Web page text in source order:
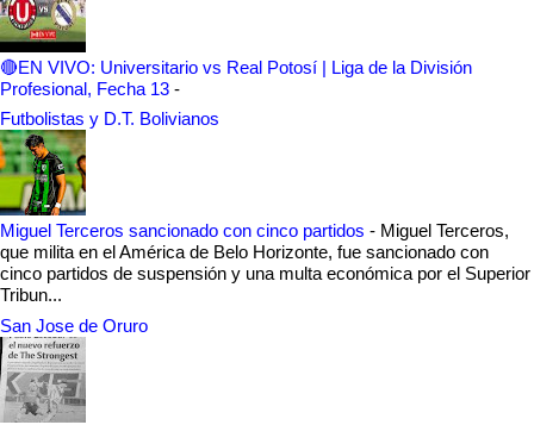
🔴EN VIVO: Universitario vs Real Potosí | Liga de la División
Profesional, Fecha 13 -
Futbolistas y D.T. Bolivianos
Miguel Terceros sancionado con cinco partidos - Miguel Terceros,
que milita en el América de Belo Horizonte, fue sancionado con
cinco partidos de suspensión y una multa económica por el Superior
Tribun...
San Jose de Oruro